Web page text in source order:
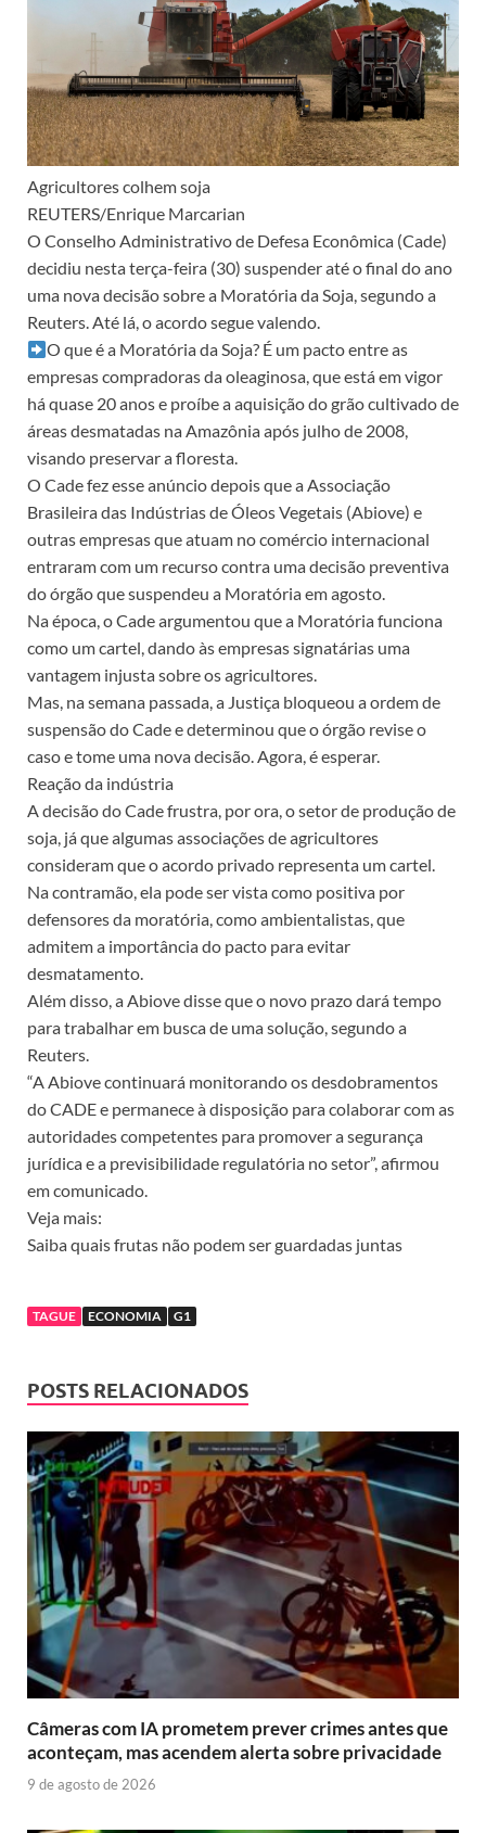
Agricultores colhem soja
REUTERS/Enrique Marcarian
O Conselho Administrativo de Defesa Econômica (Cade)
decidiu nesta terça-feira (30) suspender até o final do ano
uma nova decisão sobre a Moratória da Soja, segundo a
Reuters. Até lá, o acordo segue valendo.
O que é a Moratória da Soja? É um pacto entre as
empresas compradoras da oleaginosa, que está em vigor
há quase 20 anos e proíbe a aquisição do grão cultivado de
áreas desmatadas na Amazônia após julho de 2008,
visando preservar a floresta.
O Cade fez esse anúncio depois que a Associação
Brasileira das Indústrias de Óleos Vegetais (Abiove) e
outras empresas que atuam no comércio internacional
entraram com um recurso contra uma decisão preventiva
do órgão que suspendeu a Moratória em agosto.
Na época, o Cade argumentou que a Moratória funciona
como um cartel, dando às empresas signatárias uma
vantagem injusta sobre os agricultores.
Mas, na semana passada, a Justiça bloqueou a ordem de
suspensão do Cade e determinou que o órgão revise o
caso e tome uma nova decisão. Agora, é esperar.
Reação da indústria
A decisão do Cade frustra, por ora, o setor de produção de
soja, já que algumas associações de agricultores
consideram que o acordo privado representa um cartel.
Na contramão, ela pode ser vista como positiva por
defensores da moratória, como ambientalistas, que
admitem a importância do pacto para evitar
desmatamento.
Além disso, a Abiove disse que o novo prazo dará tempo
para trabalhar em busca de uma solução, segundo a
Reuters.
“A Abiove continuará monitorando os desdobramentos
do CADE e permanece à disposição para colaborar com as
autoridades competentes para promover a segurança
jurídica e a previsibilidade regulatória no setor”, afirmou
em comunicado.
Veja mais:
Saiba quais frutas não podem ser guardadas juntas
TAGUE ECONOMIA G1
POSTS RELACIONADOS
Câmeras com IA prometem prever crimes antes que
aconteçam, mas acendem alerta sobre privacidade
9 de agosto de 2026